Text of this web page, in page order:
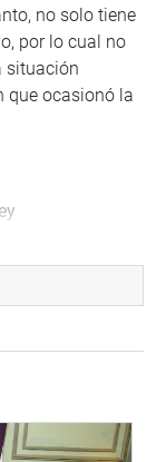
no solo tiene
por lo cual no
situación
que ocasionó la
a la
a investigar
de